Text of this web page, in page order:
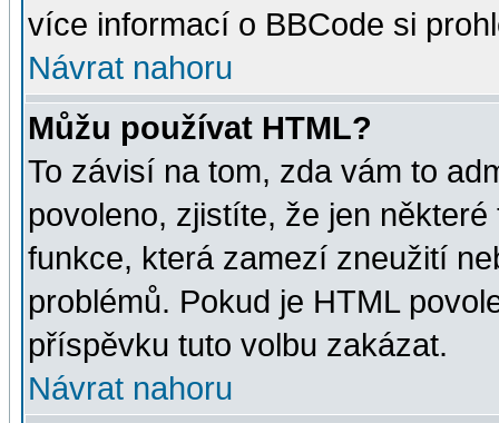
více informací o BBCode si
Návrat nahoru
Můžu používat HTML?
To závisí na tom, zda vám to
povoleno, zjistíte, že jen
funkce, která zamezí zneužití
problémů. Pokud je HTML
příspěvku tuto volbu zakázat.
Návrat nahoru